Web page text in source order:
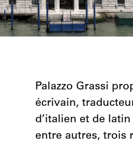
Palazzo Grassi
écrivain,
d’italien et de
entre autres, trois